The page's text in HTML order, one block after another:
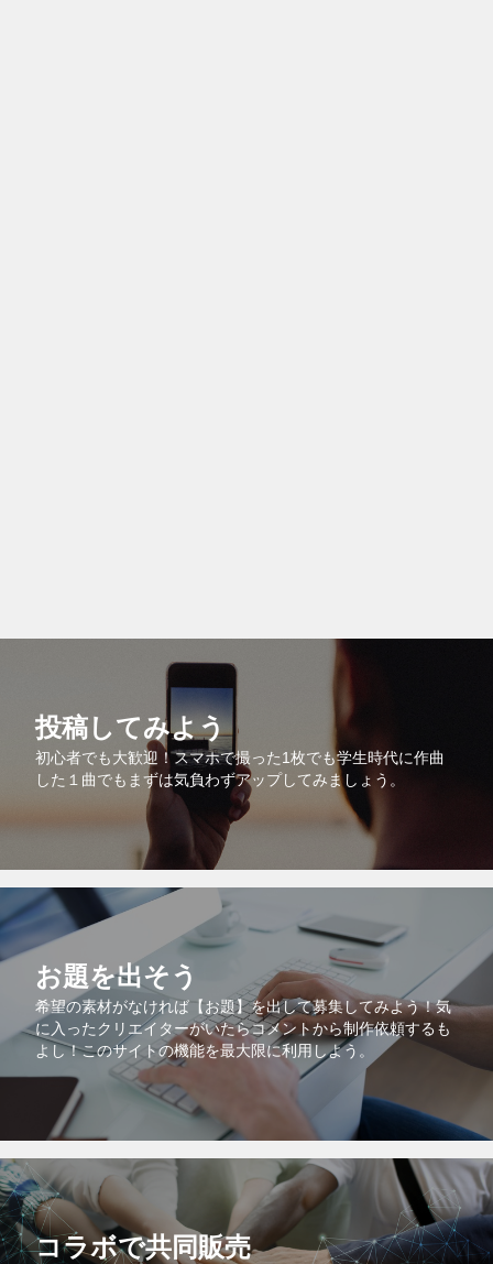
投稿してみよう
初心者でも大歓迎！スマホで撮った1枚でも学生時代に作曲
した１曲でもまずは気負わずアップしてみましょう。
お題を出そう
希望の素材がなければ【お題】を出して募集してみよう！気
に入ったクリエイターがいたらコメントから制作依頼するも
よし！このサイトの機能を最大限に利用しよう。
コラボで共同販売